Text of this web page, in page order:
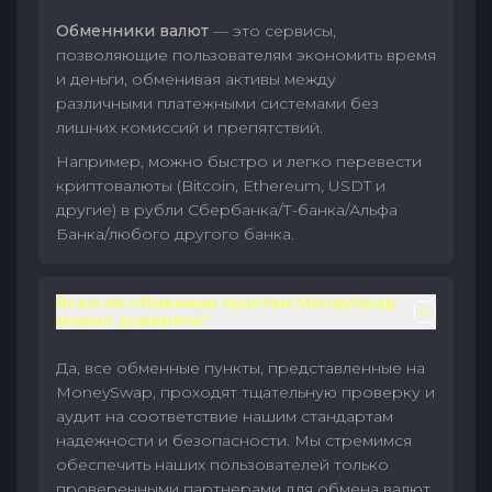
Обменники валют — это сервисы,
позволяющие пользователям экономить время
и деньги, обменивая активы между
различными платежными системами без
лишних комиссий и препятствий.
Например, можно быстро и легко перевести
криптовалюты (Bitcoin, Ethereum, USDT и
другие) в рубли Сбербанка/Т-банка/Альфа
Банка/любого другого банка.
Всем ли обменным пунктам MoneySwap
можно доверять?
Да, все обменные пункты, представленные на
MoneySwap, проходят тщательную проверку и
аудит на соответствие нашим стандартам
надежности и безопасности. Мы стремимся
обеспечить наших пользователей только